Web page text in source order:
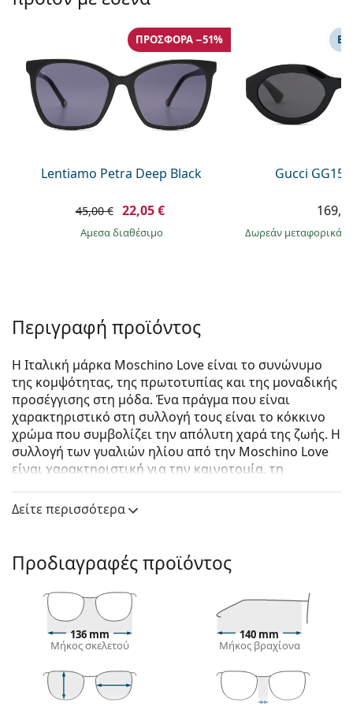
Persol
Όλες οι μάρκες
Lentiamo Petra Deep Black
ΠΡΟΣΦΟΡΆ −51%
45,00 € 22,05 €
άμεσα διαθέσιμο
Gucci
Δωρεάν μεταφορικά
Περιγραφή προϊόντος
Η Ιταλική μάρκα Moschino Love είναι το συνώνυμο
της κομψότητας, της πρωτοτυπίας και της μοναδικής
προσέγγισης στη μόδα. Ένα πράγμα που είναι
χαρακτηριστικό στη συλλογή τους είναι το κόκκινο
χρώμα που συμβολίζει την απόλυτη χαρά της ζωής. Η
συλλογή των γυαλιών ηλίου από την Moschino Love
είναι χαρακτηριστική για την καινοτομία, τη
παρουσία τους.
Δείτε πώς φαίνονται πάνω σας αυτά τα γυαλιά ηλίου
με τη λειτουργία του Εικονικού καθρέφτη του
Lentiamo.
Σκελετός γυαλιών ηλίου
με το δροσερό χρώμα του δέρματος και τα ανοιχτά
ξανθά, ανοιχτά καφέ ή μαύρα μαλλιά.
Δείτε περισσότερα
Προδιαγραφές προϊόντος
136 mm
Μήκος σκελετού
140 mm
Μήκος βραχίονα